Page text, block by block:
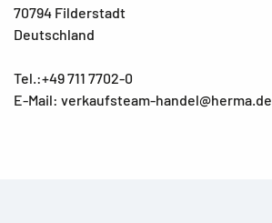
70794 Filderstadt
Deutschland
Tel.:+49 711 7702-0
E-Mail: verkaufsteam-handel@herma.de